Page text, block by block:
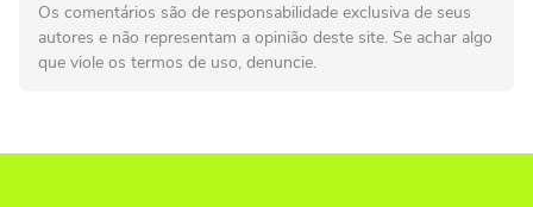
Os comentários são de responsabilidade exclusiva de seus
autores e não representam a opinião deste site. Se achar algo
que viole os termos de uso, denuncie.